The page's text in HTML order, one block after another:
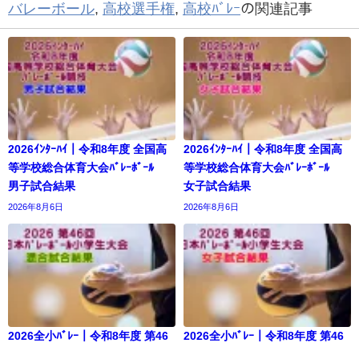
バレーボール, 高校選手権, 高校ﾊﾞﾚｰの関連記事
2026ｲﾝﾀｰﾊｲ｜令和8年度 全国高
等学校総合体育大会ﾊﾞﾚｰﾎﾞｰﾙ
男子試合結果
2026年8月6日
2026ｲﾝﾀｰﾊｲ｜令和8年度 全国高
等学校総合体育大会ﾊﾞﾚｰﾎﾞｰﾙ
女子試合結果
2026年8月6日
2026全小ﾊﾞﾚｰ｜令和8年度 第46
2026全小ﾊﾞﾚｰ｜令和8年度 第46